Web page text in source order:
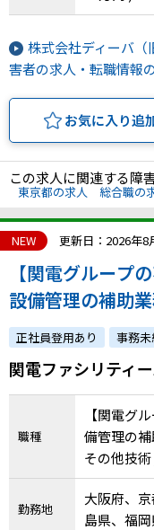
株式会社ディーバ
害者の求人・転職情報
お気に入り追
この求人に関連する障
東京都の求人 総合職の
NEW 更新日：2026年8
【関電グループ
設備管理の補助
正社員登用あり 事務未
関電ファシリティ
職種
【関電グ
備管理の
その他技
勤務地
大阪府、
島県、福